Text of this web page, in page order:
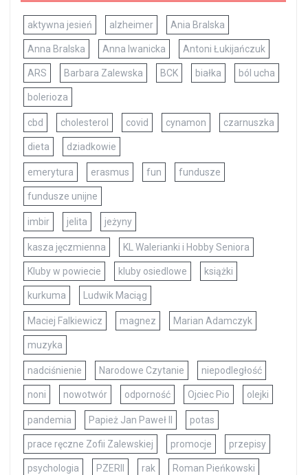
aktywna jesień alzheimer Ania Bralska
Anna Bralska Anna Iwanicka Antoni Łukijańczuk
ARS Barbara Zalewska BCK białka ból ucha
bolerioza
cbd cholesterol covid cynamon czarnuszka
dieta dziadkowie
emerytura erasmus fun fundusze
fundusze unijne
imbir jelita jeżyny
kasza jęczmienna KL Walerianki i Hobby Seniora
Kluby w powiecie kluby osiedlowe książki
kurkuma Ludwik Maciąg
Maciej Falkiewicz magnez Marian Adamczyk
muzyka
nadciśnienie Narodowe Czytanie niepodległość
noni nowotwór odporność Ojciec Pio olejki
pandemia Papież Jan Paweł II potas
prace ręczne Zofii Zalewskiej promocje przepisy
psychologia PZERII rak Roman Pieńkowski